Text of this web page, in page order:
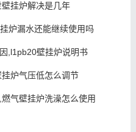
挂炉解决是几年
炉漏水还能继续使用吗
,l1pb20壁挂炉说明书
炉气压低怎么调节
气壁挂炉洗澡怎么使用